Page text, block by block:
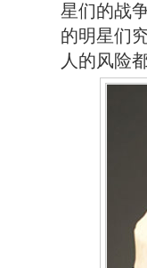
星们的战
的明星们
人的风险